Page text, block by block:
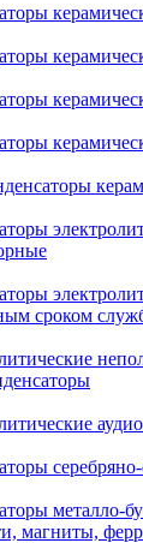
сроком
металло-
магниты,